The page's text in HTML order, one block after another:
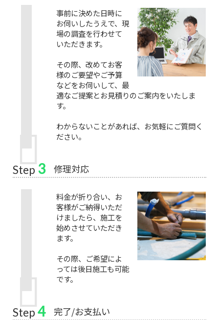
事前に決めた日時に
お伺いしたうえで、現
場の調査を行わせて
いただきます。
その際、改めてお客
様のご要望やご予算
などをお伺いして、最
適なご提案とお見積りのご案内をいたしま
す。
わからないことがあれば、お気軽にご質問く
ださい。
Step 3 修理対応
料金が折り合い、お
客様がご納得いただ
けましたら、施工を
始めさせていただき
ます。
その際、ご希望によ
っては後日施工も可能
です。
Step 4 完了/お支払い